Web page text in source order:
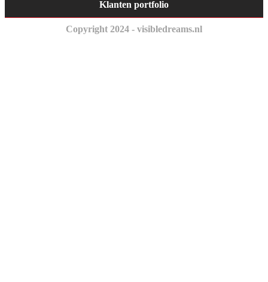
Klanten portfolio
Copyright 2024 - visibledreams.nl